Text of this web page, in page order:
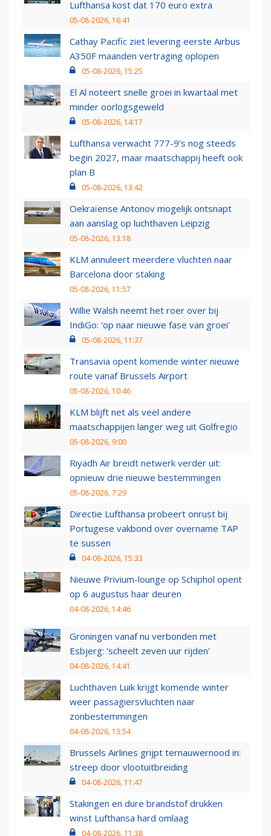
Lufthansa kost dat 170 euro extra
05-08-2026, 16:41
Cathay Pacific ziet levering eerste Airbus
A350F maanden vertraging oplopen
05-08-2026, 15:25
El Al noteert snelle groei in kwartaal met
minder oorlogsgeweld
05-08-2026, 14:17
Lufthansa verwacht 777-9’s nog steeds
begin 2027, maar maatschappij heeft ook
plan B
05-08-2026, 13:42
Oekraïense Antonov mogelijk ontsnapt
aan aanslag op luchthaven Leipzig
05-08-2026, 13:18
KLM annuleert meerdere vluchten naar
Barcelona door staking
05-08-2026, 11:57
Willie Walsh neemt het roer over bij
IndiGo: 'op naar nieuwe fase van groei'
05-08-2026, 11:37
Transavia opent komende winter nieuwe
route vanaf Brussels Airport
05-08-2026, 10:46
KLM blijft net als veel andere
maatschappijen langer weg uit Golfregio
05-08-2026, 9:00
Riyadh Air breidt netwerk verder uit:
opnieuw drie nieuwe bestemmingen
05-08-2026, 7:29
Directie Lufthansa probeert onrust bij
Portugese vakbond over overname TAP
te sussen
04-08-2026, 15:33
Nieuwe Privium-lounge op Schiphol opent
op 6 augustus haar deuren
04-08-2026, 14:46
Groningen vanaf nu verbonden met
Esbjerg: 'scheelt zeven uur rijden'
04-08-2026, 14:41
Luchthaven Luik krijgt komende winter
weer passagiersvluchten naar
zonbestemmingen
04-08-2026, 13:54
Brussels Airlines grijpt ternauwernood in:
streep door vlootuitbreiding
04-08-2026, 11:47
Stakingen en dure brandstof drukken
winst Lufthansa hard omlaag
04-08-2026, 11:38